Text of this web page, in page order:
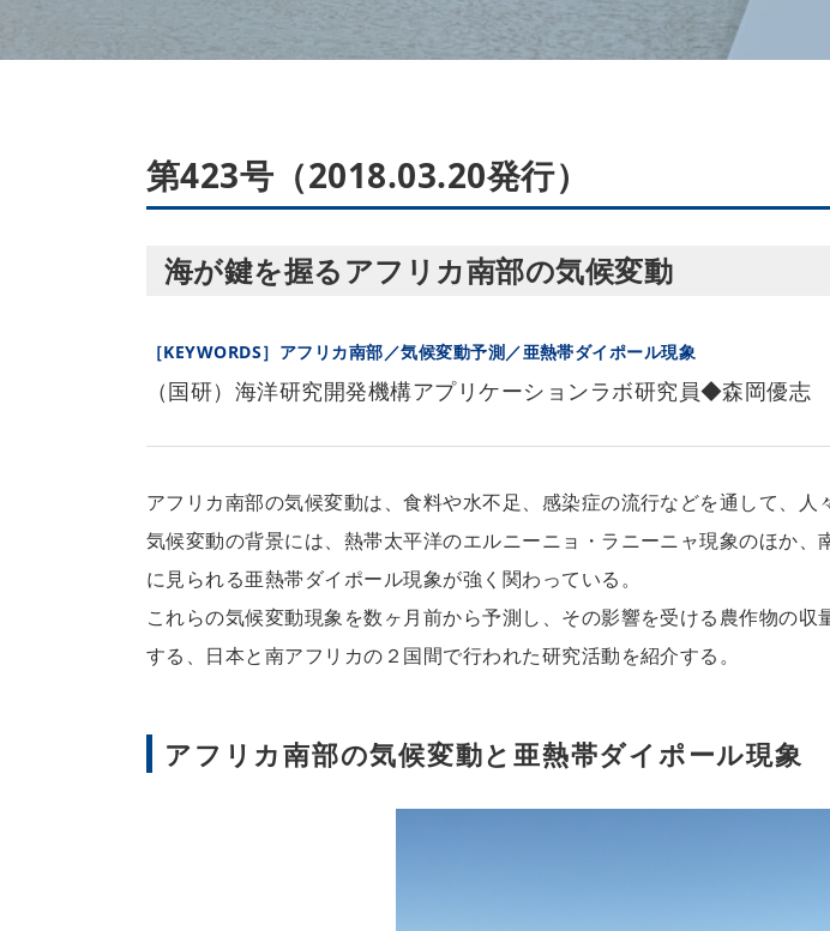
第423号（2018.03.20発行）
海が鍵を握るアフリカ南部の気候変動
［KEYWORDS］アフリカ南部／気候変動予測／亜熱帯ダイポール現象
（国研）海洋研究開発機構アプリケーションラボ研究員◆森岡優志
アフリカ南部の気候変動は、食料や水不足、感染症の流行などを通して、人
気候変動の背景には、熱帯太平洋のエルニーニョ・ラニーニャ現象のほか、
に見られる亜熱帯ダイポール現象が強く関わっている。
これらの気候変動現象を数ヶ月前から予測し、その影響を受ける農作物の収
する、日本と南アフリカの２国間で行われた研究活動を紹介する。
アフリカ南部の気候変動と亜熱帯ダイポール現象